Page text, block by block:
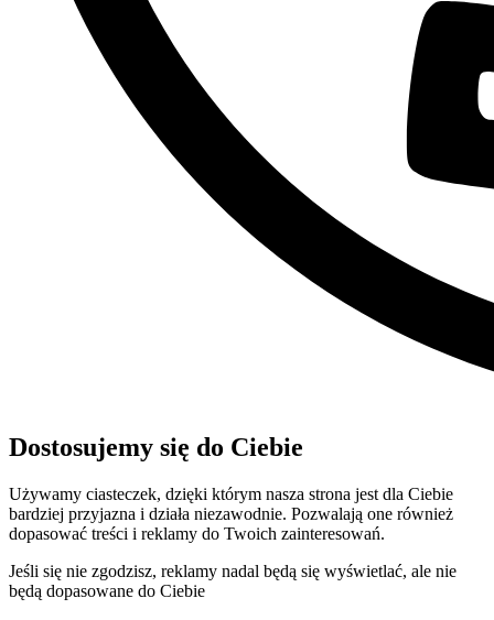
Dostosujemy się do Ciebie
Używamy ciasteczek, dzięki którym nasza strona jest dla Ciebie
bardziej przyjazna i działa niezawodnie. Pozwalają one również
dopasować treści i reklamy do Twoich zainteresowań.
Jeśli się nie zgodzisz, reklamy nadal będą się wyświetlać, ale nie
będą dopasowane do Ciebie